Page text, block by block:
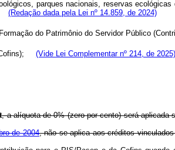
parques nacionais, reservas
(Redação dada pela Lei nº 14.859, de 2024)
Formação do Patrimônio do Servidor Público
(Cofins); (Vide Lei Complementar nº 214, de 2025)
, a alíquota de 0% (zero por cento) será
de 2004, não se aplica aos créditos